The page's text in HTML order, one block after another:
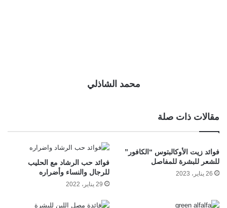
محمد الشاذلي
مقالات ذات صلة
فوائد زيت الأوكالبتوس “الكافور”
للشعر للبشرة للمفاصل
26 يناير، 2023
فوائد حب الرشاد مع الحليب
للرجال والنساء وأضراره
29 يناير، 2022